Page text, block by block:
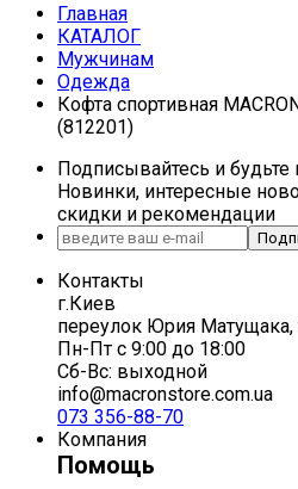
Главная
КАТАЛОГ
Мужчинам
Одежда
Кофта спортивная
(812201)
Подписывайтесь и
Новинки, интересные
скидки и рекомендации
Контакты
г.Киев
переулок Юрия Матущака,
Пн-Пт с 9:00 до 18:00
Сб-Вс: выходной
info@macronstore.com.ua
073 356-88-70
Компания
Помощь